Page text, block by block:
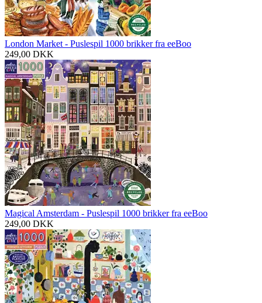
London Market - Puslespil 1000 brikker fra eeBoo
249,00 DKK
Magical Amsterdam - Puslespil 1000 brikker fra eeBoo
249,00 DKK